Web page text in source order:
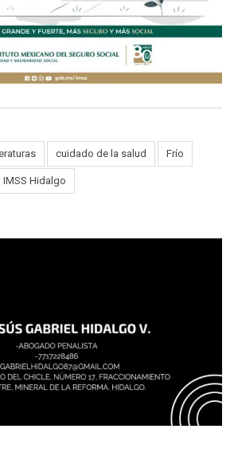
cuidado de la salud Frío
IMSS Hidalgo